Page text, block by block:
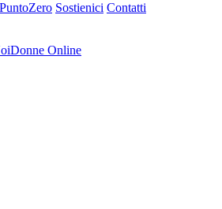
Sostienici Contatti
Online